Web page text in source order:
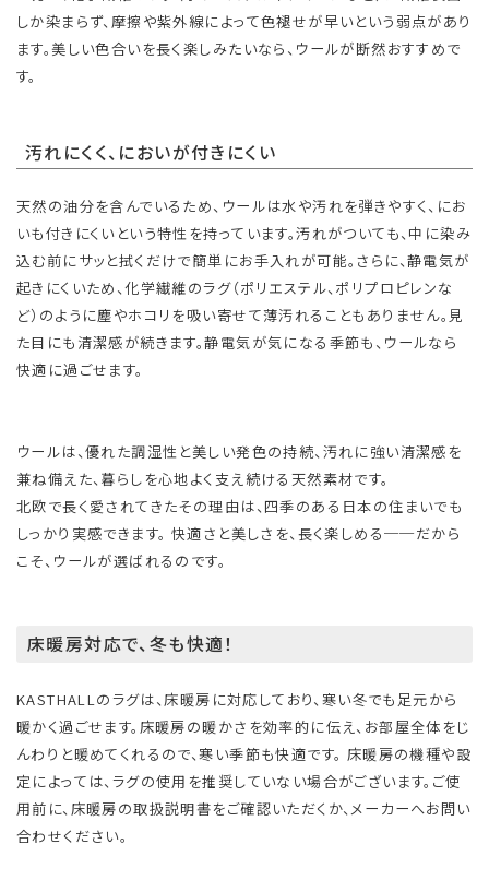
しか染まらず、摩擦や紫外線によって色褪せが早いという弱点があり
ます。美しい色合いを長く楽しみたいなら、ウールが断然おすすめで
す。
汚れにくく、においが付きにくい
天然の油分を含んでいるため、ウールは水や汚れを弾きやすく、にお
いも付きにくいという特性を持っています。汚れがついても、中に染み
込む前にサッと拭くだけで簡単にお手入れが可能。さらに、静電気が
起きにくいため、化学繊維のラグ（ポリエステル、ポリプロピレンな
ど）のように塵やホコリを吸い寄せて薄汚れることもありません。見
た目にも清潔感が続きます。静電気が気になる季節も、ウールなら
快適に過ごせます。
ウールは、優れた調湿性と美しい発色の持続、汚れに強い清潔感を
兼ね備えた、暮らしを心地よく支え続ける天然素材です。
北欧で長く愛されてきたその理由は、四季のある日本の住まいでも
しっかり実感できます。 快適さと美しさを、長く楽しめる──だから
こそ、ウールが選ばれるのです。
床暖房対応で、冬も快適！
KASTHALLのラグは、床暖房に対応しており、寒い冬でも足元から
暖かく過ごせます。床暖房の暖かさを効率的に伝え、お部屋全体をじ
んわりと暖めてくれるので、寒い季節も快適です。 床暖房の機種や設
定によっては、ラグの使用を推奨していない場合がございます。ご使
用前に、床暖房の取扱説明書をご確認いただくか、メーカーへお問い
合わせください。